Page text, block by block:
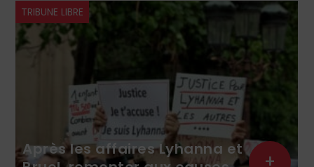
ÉGLISE TRIBUNE LIBRE
Roberto de Mattei : Au sujet
des sacres de la Fraternité
+